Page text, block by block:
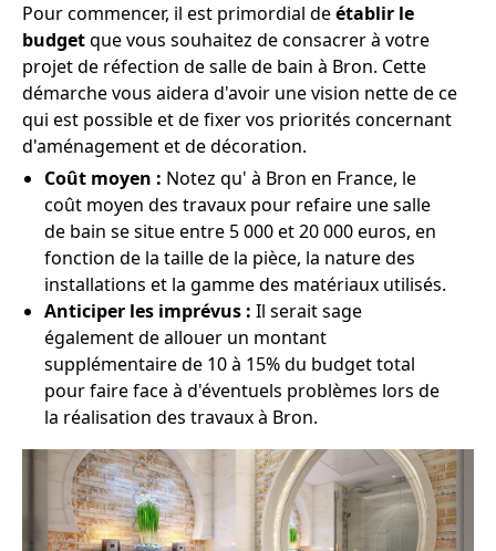
Pour commencer, il est primordial deétablir le
budgetque vous souhaitez de consacrer à votre
projet de réfection de salle de bain à Bron. Cette
démarche vous aidera d'avoir une vision nette de ce
qui est possible et de fixer vos priorités concernant
d'aménagement et de décoration.
Coût moyen : Notez qu' à Bron en France, le
coût moyen des travaux pour refaire une salle
de bain se situe entre 5 000 et 20 000 euros, en
fonction de la taille de la pièce, la nature des
installations et la gamme des matériaux utilisés.
Anticiper les imprévus : Il serait sage
également de allouer un montant
supplémentaire de 10 à 15% du budget total
pour faire face à d'éventuels problèmes lors de
la réalisation des travaux à Bron.